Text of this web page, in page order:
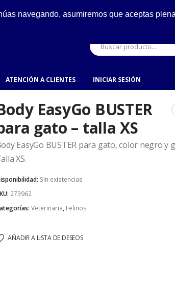
hola@fynsa.mx
ATENCIÓN A CLIENTES INICIAR SESIÓN
EasyGo BUSTER
gato – talla XS
EasyGo BUSTER para gato, color negro y
XS.
Sin existencias
273962
Veterinaria, Felinos
AÑADIR A LISTA DE DESEOS
navegando, asumiremos que aceptas